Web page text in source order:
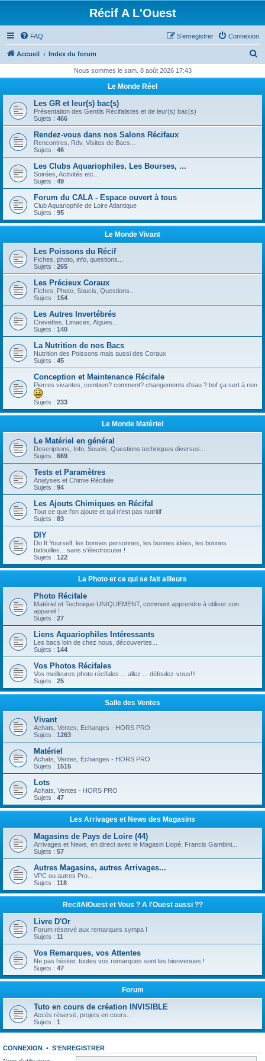
Récif A L'Ouest
FAQ Connexion
S’enregistrer
Accueil Index du forum
h
r
Nous sommes le sam. 8 août 2026 17:43
Le Monde Réel
Les GR et leur(s) bac(s)
Présentation des Gentils Récifalistes et de leur(s) bac(s)
Sujets : 466
Rendez-vous dans nos Salons Récifaux
Rencontres, Rdv, Visites de Bacs...
Sujets : 46
Les Clubs Aquariophiles, Les Bourses, ...
Soirées, Activités etc...
Sujets : 49
Forum du CALA - Espace ouvert à tous
Club Aquariophile de Loire Atlantique
Sujets : 95
Le Monde Vivant
Les Poissons du Récif
Fiches, photo, info, questions...
Sujets : 265
Les Précieux Coraux
Fiches, Photo, Soucis, Questions...
Sujets : 154
Les Autres Invertébrés
Crevettes, Limaces, Algues...
Sujets : 140
La Nutrition de nos Bacs
Nutrition des Poissons mais aussi des Coraux
Sujets : 45
Conception et Maintenance Récifale
Pierres vivantes, combien? comment? changements d'eau ? bof ça sert à rien
Sujets : 233
Le Monde Matériel
Le Matériel en général
Descriptions, Info, Soucis, Questions techniques diverses...
Sujets : 669
Tests et Paramètres
Analyses et Chimie Récifale
Sujets : 94
Les Ajouts Chimiques en Récifal
Tout ce que l'on ajoute et qui n'est pas nutritif
Sujets : 83
DIY
Do It Yourself, les bonnes personnes, les bonnes idées, les bonnes
bidouilles... sans s'électrocuter !
Sujets : 122
La Photo et ce qui se fait ailleurs
Photo Récifale
Matériel et Technique UNIQUEMENT, comment apprendre à utiliser son
appareil !
Sujets : 27
Liens Aquariophiles Intéressants
Les bacs loin de chez nous, découvertes...
Sujets : 144
Vos Photos Récifales
Vos meilleures photo récifales ... allez ... défoulez-vous!!!
Sujets : 25
Salle des Ventes
Vivant
Achats, Ventes, Echanges - HORS PRO
Sujets : 1263
Matériel
Achats, Ventes, Echanges - HORS PRO
Sujets : 1515
Lots
Achats, Ventes - HORS PRO
Sujets : 47
Les Arrivages et News des Magasins
Magasins de Pays de Loire (44)
Arrivages et News, en direct avec le Magasin Liopé, Francis Gambini...
Sujets : 57
Autres Magasins, autres Arrivages...
VPC ou autres Pro...
Sujets : 118
RecifAlOuest et Vous ? A l'Ouest aussi ??
Livre D'Or
Forum réservé aux remarques sympa !
Sujets : 11
Vos Remarques, vos Attentes
Ne pas hésiter, toutes vos remarques sont les bienvenues !
Sujets : 47
Forum
Tuto en cours de création INVISIBLE
Accès réservé, projets en cours...
Sujets : 1
CONNEXION • S’ENREGISTRER